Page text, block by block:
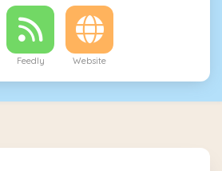
Feedly Website